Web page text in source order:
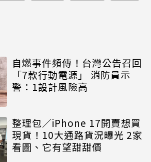
自燃事件頻傳！台灣公告召回
「7款行動電源」 消防員示
警：1設計風險高
整理包／iPhone 17開賣想買
現貨！10大通路貨況曝光 2家
看圖、它有望甜甜價